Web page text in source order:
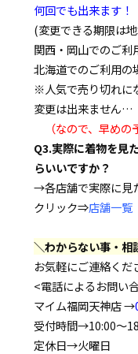
何回でも出来ます！
(変更できる期限は
関西・岡山でのご利
北海道でのご利用の
※人気で売り切れに
変更は出来ません…
（なので、早めの
Q3.実際に着物を見
らいいですか？
→各店舗で実際に見
クリック⇒店舗一覧
＼わからない事・相
お気軽にご連絡くだ
<電話によるお問い
マイム福岡天神店 →
受付時間→10:00～
定休日→火曜日